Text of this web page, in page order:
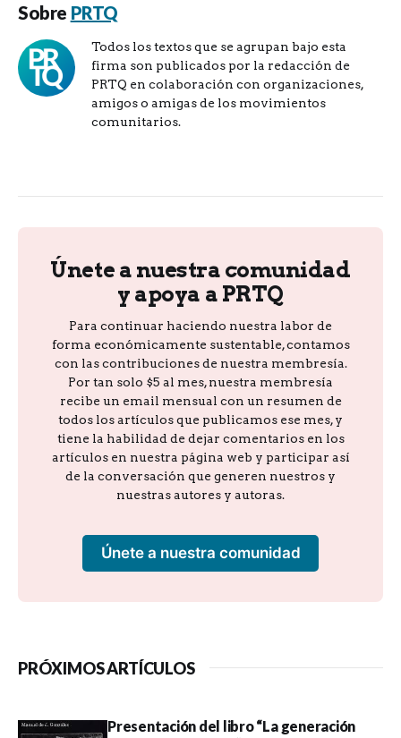
Sobre PRTQ
Todos los textos que se agrupan bajo esta
firma son publicados por la redacción de
PRTQ en colaboración con organizaciones,
amigos o amigas de los movimientos
comunitarios.
Únete a nuestra comunidad
y apoya a PRTQ
Para continuar haciendo nuestra labor de
forma económicamente sustentable, contamos
con las contribuciones de nuestra membresía.
Por tan solo $5 al mes, nuestra membresía
recibe un email mensual con un resumen de
todos los artículos que publicamos ese mes, y
tiene la habilidad de dejar comentarios en los
artículos en nuestra página web y participar así
de la conversación que generen nuestros y
nuestras autores y autoras.
Únete a nuestra comunidad
PRÓXIMOS ARTÍCULOS
Presentación del libro “La generación